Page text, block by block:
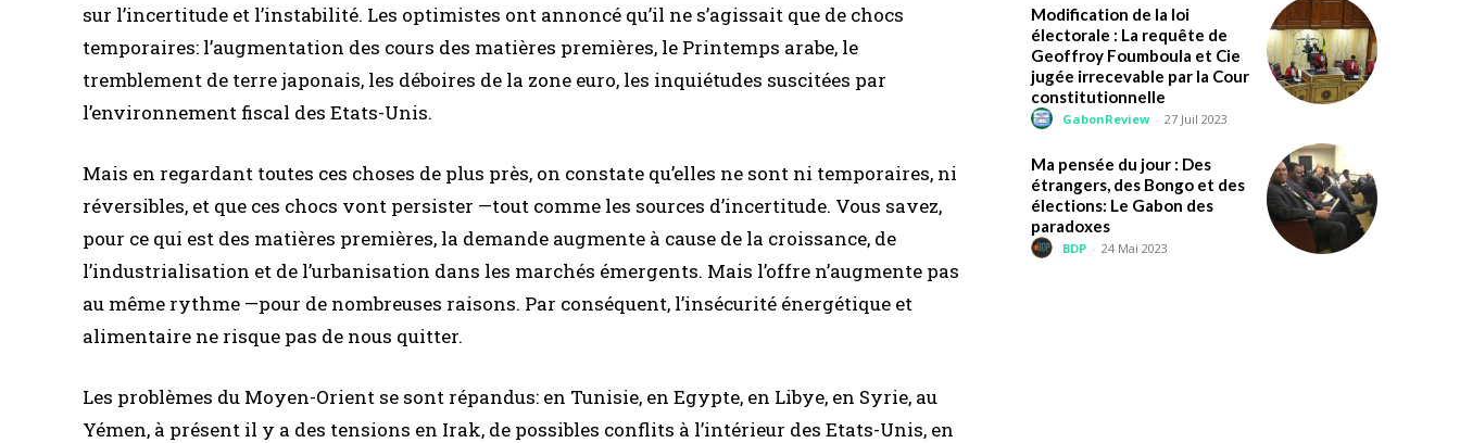
sur l’incertitude et l’instabilité. Les optimistes ont annoncé qu’il ne s’agissait que de chocs
temporaires: l’augmentation des cours des matières premières, le Printemps arabe, le
tremblement de terre japonais, les déboires de la zone euro, les inquiétudes suscitées par
l’environnement fiscal des Etats-Unis.
Mais en regardant toutes ces choses de plus près, on constate qu’elles ne sont ni temporaires, ni
réversibles, et que ces chocs vont persister —tout comme les sources d’incertitude. Vous savez,
pour ce qui est des matières premières, la demande augmente à cause de la croissance, de
l’industrialisation et de l’urbanisation dans les marchés émergents. Mais l’offre n’augmente pas
au même rythme —pour de nombreuses raisons. Par conséquent, l’insécurité énergétique et
alimentaire ne risque pas de nous quitter.
Les problèmes du Moyen-Orient se sont répandus: en Tunisie, en Egypte, en Libye, en Syrie, au
Yémen, à présent il y a des tensions en Irak, de possibles conflits à l’intérieur des Etats-Unis, en
Modification de la loi
électorale : La requête de
Geoffroy Foumboula et Cie
jugée irrecevable par la Cour
constitutionnelle
GabonReview - 27 Juil 2023
Ma pensée du jour : Des
étrangers, des Bongo et des
élections: Le Gabon des
paradoxes
BDP - 24 Mai 2023